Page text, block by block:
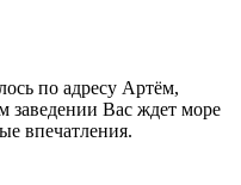
по адресу Артём,
заведении Вас ждет море
впечатления.